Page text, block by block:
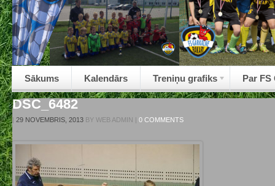
Sākums Kalendārs Treniņu grafiks Par FS
DSC_6482
| 29 NOVEMBRIS, 2013 BY WEB ADMIN | 0 COMMENTS